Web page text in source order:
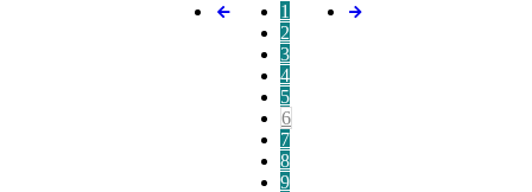
1
2
3
4
5
6
7
8
9